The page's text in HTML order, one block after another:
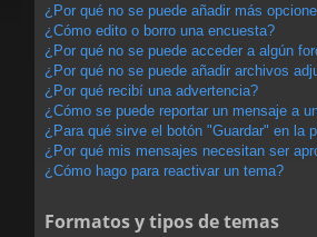
¿Por qué no se puede añadir más
¿Cómo edito o borro una encuesta?
¿Por qué no se puede acceder a algún
¿Por qué no se puede añadir archivos
¿Por qué recibí una advertencia?
¿Cómo se puede reportar un mensaje a
¿Para qué sirve el botón "Guardar" en la
¿Por qué mis mensajes necesitan ser
¿Cómo hago para reactivar un tema?
Formatos y tipos de temas